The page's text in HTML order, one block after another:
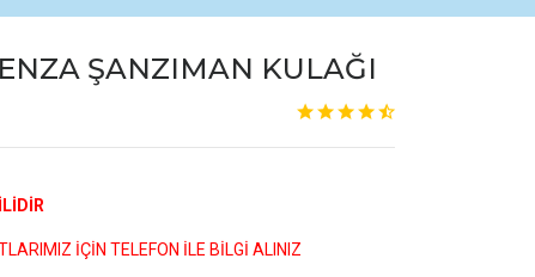
ŞANZIMAN KULAĞI
İÇİN TELEFON İLE BİLGİ ALINIZ